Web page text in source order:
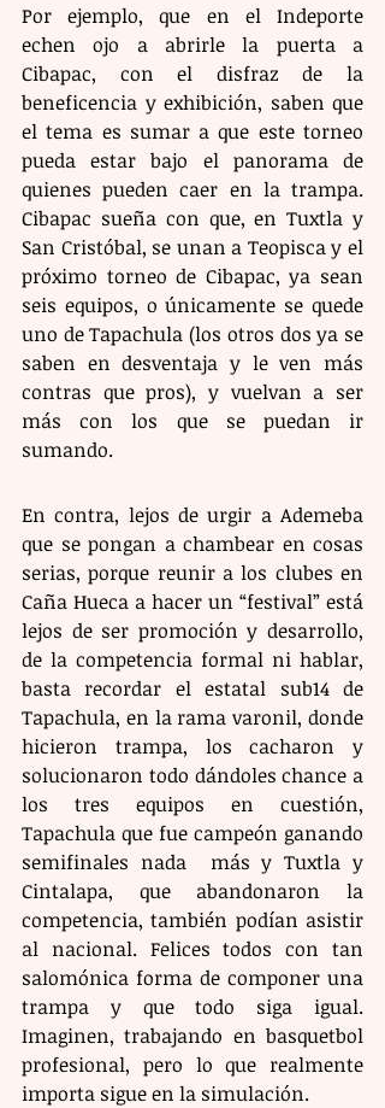
Por ejemplo, que en el Indeporte
echen ojo a abrirle la puerta a
Cibapac, con el disfraz de la
beneficencia y exhibición, saben que
el tema es sumar a que este torneo
pueda estar bajo el panorama de
quienes pueden caer en la trampa.
Cibapac sueña con que, en Tuxtla y
San Cristóbal, se unan a Teopisca y el
próximo torneo de Cibapac, ya sean
seis equipos, o únicamente se quede
uno de Tapachula (los otros dos ya se
saben en desventaja y le ven más
contras que pros), y vuelvan a ser
más con los que se puedan ir
sumando.
En contra, lejos de urgir a Ademeba
que se pongan a chambear en cosas
serias, porque reunir a los clubes en
Caña Hueca a hacer un “festival” está
lejos de ser promoción y desarrollo,
de la competencia formal ni hablar,
basta recordar el estatal sub14 de
Tapachula, en la rama varonil, donde
hicieron trampa, los cacharon y
solucionaron todo dándoles chance a
los tres equipos en cuestión,
Tapachula que fue campeón ganando
semifinales nada  más y Tuxtla y
Cintalapa, que abandonaron la
competencia, también podían asistir
al nacional. Felices todos con tan
salomónica forma de componer una
trampa y que todo siga igual.
Imaginen, trabajando en basquetbol
profesional, pero lo que realmente
importa sigue en la simulación.